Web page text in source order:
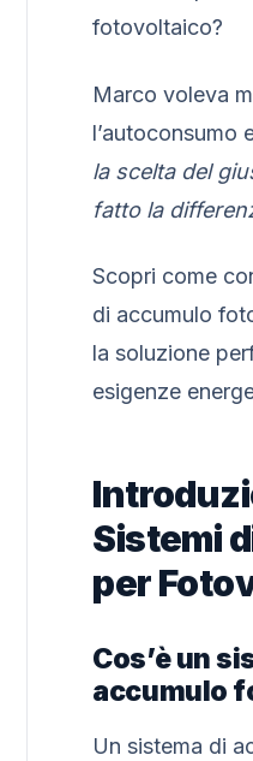
fotovoltaico?
Marco voleva
l’autoconsumo
la scelta del
fatto la
Scopri come
di accumulo
la soluzione
esigenze
Sistemi
per
Cos’è un
accumulo
Un sistema di